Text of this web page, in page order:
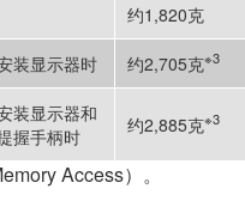
约1,820克
装显示器时 约2,705克※3
装显示器和
握手柄时
约2,885克※3
Access）。